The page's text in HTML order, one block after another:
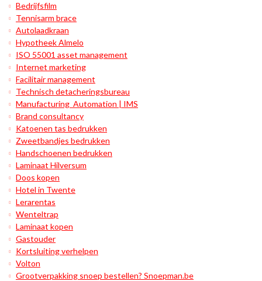
Bedrijfsfilm
Tennisarm brace
Autolaadkraan
Hypotheek Almelo
ISO 55001 asset management
Internet marketing
Facilitair management
Technisch detacheringsbureau
Manufacturing Automation | IMS
Brand consultancy
Katoenen tas bedrukken
Zweetbandjes bedrukken
Handschoenen bedrukken
Laminaat Hilversum
Doos kopen
Hotel in Twente
Lerarentas
Wenteltrap
Laminaat kopen
Gastouder
Kortsluiting verhelpen
Volton
Grootverpakking snoep bestellen? Snoepman.be